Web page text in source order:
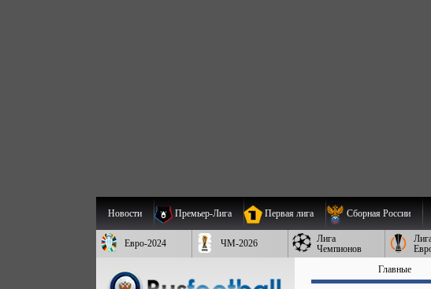
Новости Премьер-Лига Первая лига Сборная России
Евро-2024 ЧМ-2026
Лига
Чемпионов
Главные